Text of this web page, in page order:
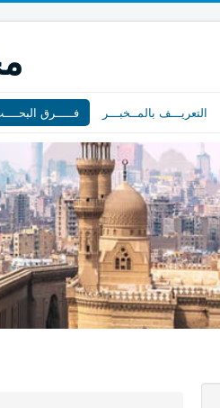
فـــــرق التعريـــف بالمــخبـــر